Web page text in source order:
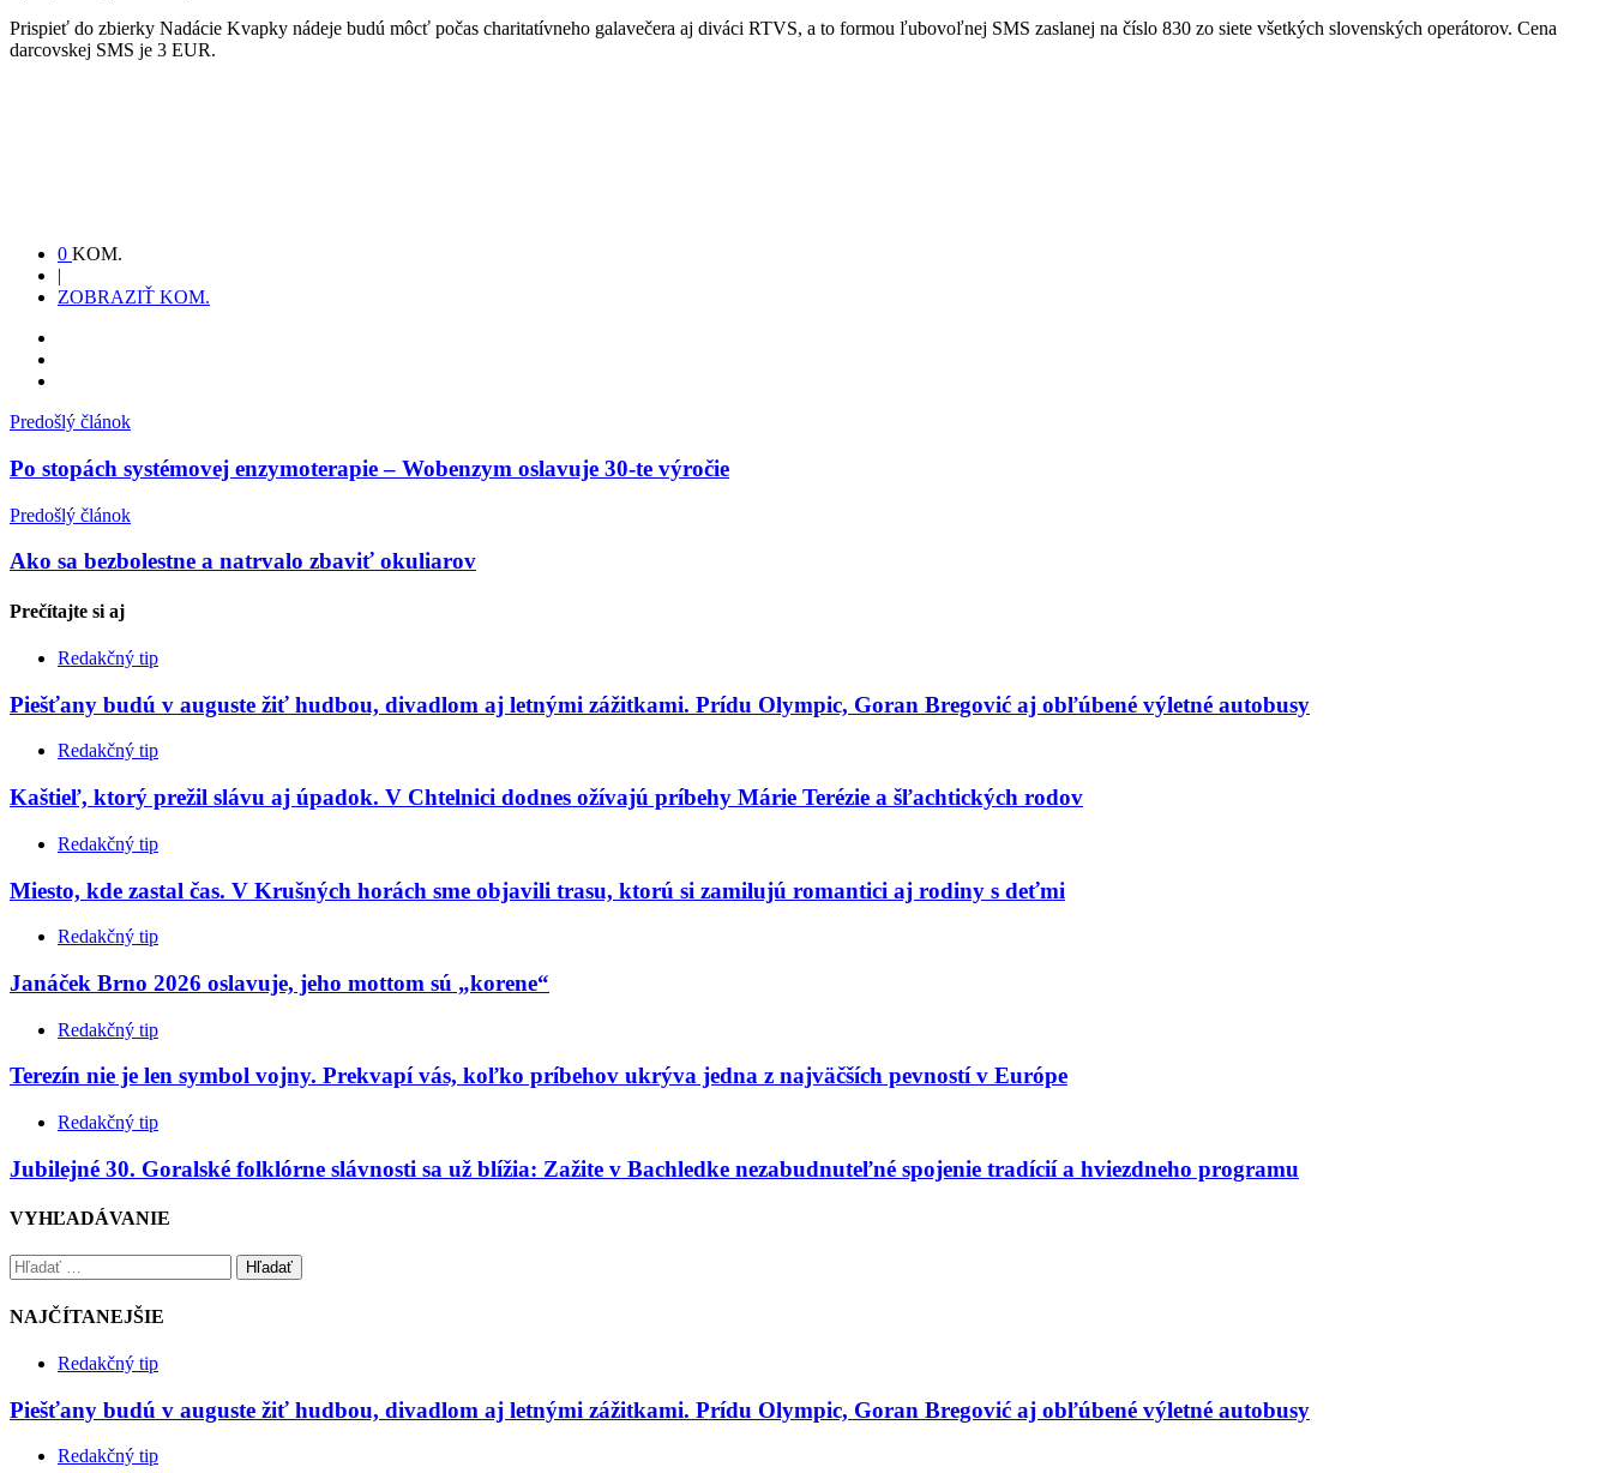
Prispieť do zbierky Nadácie Kvapky nádeje budú môcť počas charitatívneho galavečera aj diváci RTVS, a to formou ľubovoľnej SMS zaslanej na číslo 830 zo siete všetkých slovenských operátorov. Cena
darcovskej SMS je 3 EUR.
0 KOM.
|
ZOBRAZIŤ KOM.
Predošlý článok
Po stopách systémovej enzymoterapie – Wobenzym oslavuje 30-te výročie
Predošlý článok
Ako sa bezbolestne a natrvalo zbaviť okuliarov
Prečítajte si aj
Redakčný tip
Piešťany budú v auguste žiť hudbou, divadlom aj letnými zážitkami. Prídu Olympic, Goran Bregović aj obľúbené výletné autobusy
Redakčný tip
Kaštieľ, ktorý prežil slávu aj úpadok. V Chtelnici dodnes ožívajú príbehy Márie Terézie a šľachtických rodov
Redakčný tip
Miesto, kde zastal čas. V Krušných horách sme objavili trasu, ktorú si zamilujú romantici aj rodiny s deťmi
Redakčný tip
Janáček Brno 2026 oslavuje, jeho mottom sú „korene“
Redakčný tip
Terezín nie je len symbol vojny. Prekvapí vás, koľko príbehov ukrýva jedna z najväčších pevností v Európe
Redakčný tip
Jubilejné 30. Goralské folklórne slávnosti sa už blížia: Zažite v Bachledke nezabudnuteľné spojenie tradícií a hviezdneho programu
VYHĽADÁVANIE
Hľadať
NAJČÍTANEJŠIE
Redakčný tip
Piešťany budú v auguste žiť hudbou, divadlom aj letnými zážitkami. Prídu Olympic, Goran Bregović aj obľúbené výletné autobusy
Redakčný tip